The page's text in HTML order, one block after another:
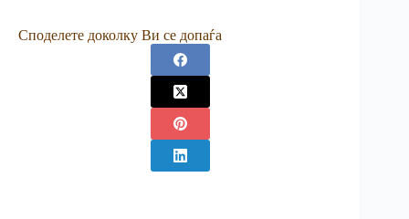
Споделете доколку Ви се допаѓа